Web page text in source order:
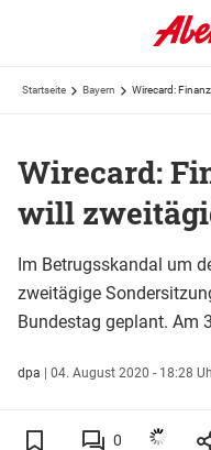
Startseite Bayern Wirecard:
Wirecard:
will
Im Betrugsskandal um
zweitägige
Bundestag geplant. Am
dpa | 04. August 2020 - 18:28
0